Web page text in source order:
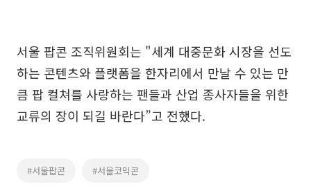
서울 팝콘 조직위원회는 "세계 대중문화 시장을 선도
하는 콘텐츠와 플랫폼을 한자리에서 만날 수 있는 만
큼 팝 컬쳐를 사랑하는 팬들과 산업 종사자들을 위한
교류의 장이 되길 바란다”고 전했다.
#서울팝콘 #서울코믹콘